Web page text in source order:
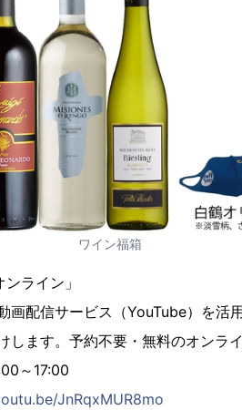
ワイン福箱
ライン」
画配信サービス（YouTube）を活
ます。予約不要・無料のオンラ
～17:00
JnRqxMUR8mo